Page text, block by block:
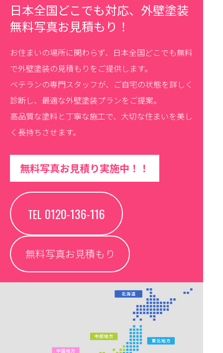
日本全国どこでも対応、外壁塗装
無料写真お見積もり！
お住まいの場所に関わらず、日本全国どこでも無料
で外壁塗装の見積もりをご提供します。
ベテランの専門スタッフが、ご自宅の状態を詳しく
診断し、最適な外壁塗装プランをご提案。
高品質な塗料と丁寧な施工で、大切な住まいを美し
く長持ちさせます。
無料写真お見積り実施中！！
TEL 0120-136-116
無料写真お見積もり